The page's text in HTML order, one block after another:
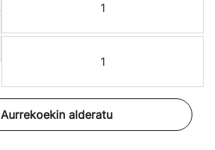
1
1
Aurrekoekin alderatu